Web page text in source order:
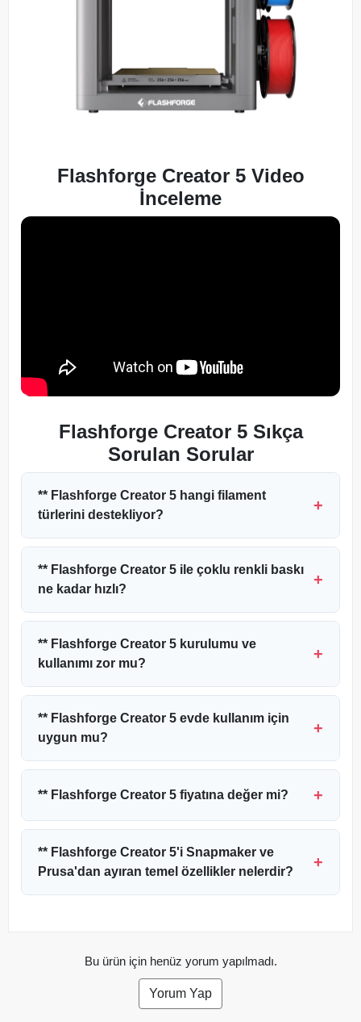
Flashforge Creator 5 Video
İnceleme
Flashforge Creator 5 Sıkça
Sorulan Sorular
** Flashforge Creator 5 hangi filament
türlerini destekliyor?
** Flashforge Creator 5 ile çoklu renkli baskı
ne kadar hızlı?
** Flashforge Creator 5 kurulumu ve
kullanımı zor mu?
** Flashforge Creator 5 evde kullanım için
uygun mu?
** Flashforge Creator 5 fiyatına değer mi?
** Flashforge Creator 5'i Snapmaker ve
Prusa'dan ayıran temel özellikler nelerdir?
Bu ürün için henüz yorum yapılmadı.
Yorum Yap